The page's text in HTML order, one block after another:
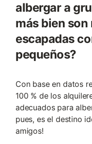
albergar a
más bien son
escapadas
pequeños?
Con base en datos
100 % de los
adecuados para
pues, es el destino
amigos!